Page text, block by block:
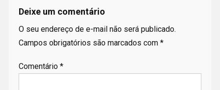
Deixe um comentário
O seu endereço de e-mail não será publicado.
Campos obrigatórios são marcados com *
Comentário *